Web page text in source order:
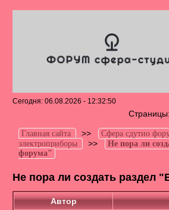
Сегодня: 06.08.2026 - 12:32:50
Главная сайта >> Сфера сдутио
электроприборы
>>
Не пора ли
форума"
Не пора ли создать раздел
Автор